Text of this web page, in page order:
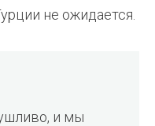
не ожидается.
и мы